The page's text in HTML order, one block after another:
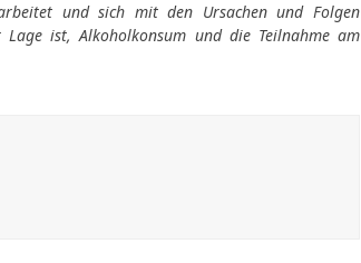
und sich mit den Ursachen und Folgen
ist, Alkoholkonsum und die Teilnahme am